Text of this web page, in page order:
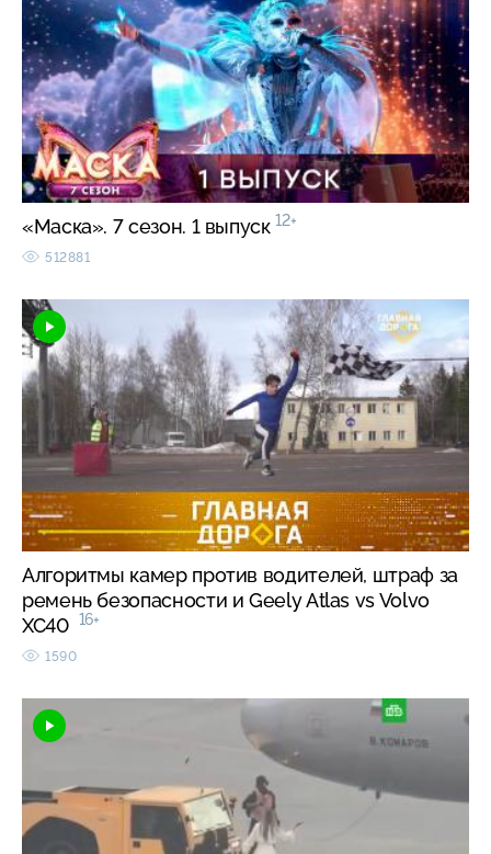
«Маска». 7 сезон. 1 выпуск 12+
512881
Алгоритмы камер против водителей, штраф за
ремень безопасности и Geely Atlas vs Volvo
XC40 16+
1590